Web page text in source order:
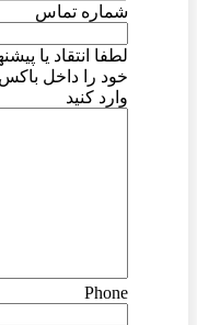
شماره تماس
لطفا انتقاد یا پیشنهاد
خود را داخل باکس زیر
وارد کنید
Phone